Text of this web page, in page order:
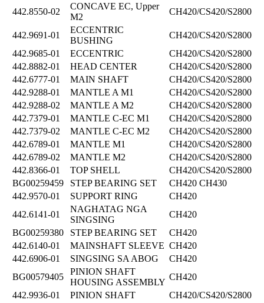
442.8550-02
CONCAVE EC, Upper
M2
CH420/CS420/S2800
442.9691-01
ECCENTRIC
BUSHING
CH420/CS420/S2800
442.9685-01
ECCENTRIC
CH420/CS420/S2800
442.8882-01
HEAD CENTER
CH420/CS420/S2800
442.6777-01
MAIN SHAFT
CH420/CS420/S2800
442.9288-01
MANTLE A M1
CH420/CS420/S2800
442.9288-02
MANTLE A M2
CH420/CS420/S2800
442.7379-01
MANTLE C-EC M1
CH420/CS420/S2800
442.7379-02
MANTLE C-EC M2
CH420/CS420/S2800
442.6789-01
MANTLE M1
CH420/CS420/S2800
442.6789-02
MANTLE M2
CH420/CS420/S2800
442.8366-01
TOP SHELL
CH420/CS420/S2800
BG00259459
STEP BEARING SET
CH420 CH430
442.9570-01
SUPPORT RING
CH420
442.6141-01
NAGHATAG NGA
SINGSING
CH420
BG00259380
STEP BEARING SET
CH420
442.6140-01
MAINSHAFT SLEEVE CH420
442.6906-01
SINGSING SA ABOG
CH420
BG00579405
PINION SHAFT
HOUSING ASSEMBLY
CH420
442.9936-01
PINION SHAFT
CH420/CS420/S2800